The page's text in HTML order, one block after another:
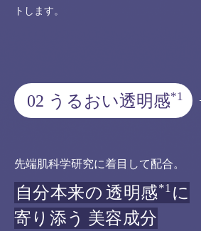
トします。
02 うるおい透明感*1
先端肌科学研究に着目して配合。
自分本来の 透明感*1 に
寄り添う 美容成分